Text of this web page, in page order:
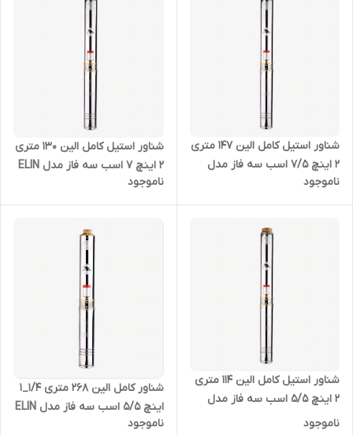
شناور استیل کامل الین 147 متری
2 اینچ 7/5 اسب سه فاز مدل
ELIN - 4SD-10/27
ناموجود
شناور استیل کامل الین 130 متری
2 اینچ 7 اسب سه فاز مدل ELIN
- 4SD-10/24
ناموجود
شناور استیل کامل الین 114 متری
2 اینچ 5/5 اسب سه فاز مدل
ELIN - 4SD-10/21
ناموجود
شناور کامل الین 268 متری 1/4_1
اینچ 5/5 اسب سه فاز مدل ELIN
- 4SDM-4/40
ناموجود